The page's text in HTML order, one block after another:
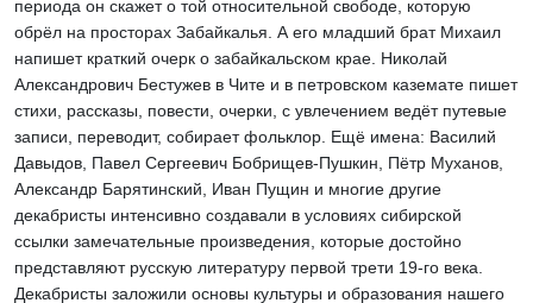
периода он скажет о той относительной свободе, которую
обрёл на просторах Забайкалья. А его младший брат Михаил
напишет краткий очерк о забайкальском крае. Николай
Александрович Бестужев в Чите и в петровском каземате пишет
стихи, рассказы, повести, очерки, с увлечением ведёт путевые
записи, переводит, собирает фольклор. Ещё имена: Василий
Давыдов, Павел Сергеевич Бобрищев-Пушкин, Пётр Муханов,
Александр Барятинский, Иван Пущин и многие другие
декабристы интенсивно создавали в условиях сибирской
ссылки замечательные произведения, которые достойно
представляют русскую литературу первой трети 19-го века.
Декабристы заложили основы культуры и образования нашего